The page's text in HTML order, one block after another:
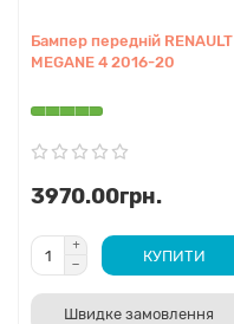
Бампер передній RENAULT
MEGANE 4 2016-20
3970.00грн.
КУПИТИ
Швидке замовлення